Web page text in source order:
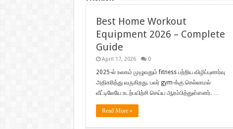
Best Home Workout
Equipment 2026 – Complete
Guide
April 17, 2026 0
2025-ல் உலகம் முழுவதும் fitness பற்றிய விழிப்புணர்வு
அதிகரித்து வருகிறது. பலர் gym-க்கு செல்லாமல்
வீட்டிலேயே உடற்பயிற்சி செய்ய ஆரம்பித்துள்ளனர். …
Read More »